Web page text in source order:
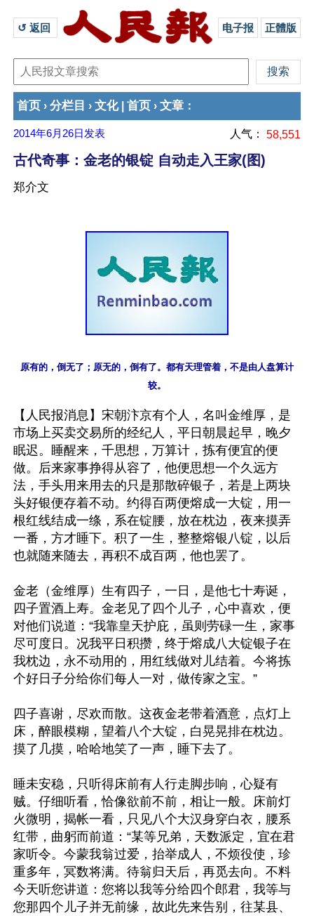
↺ 返回 电子报 正體版
首页 › 分栏目 › 文化| 首页 › 文章 ：
2014年6月26日 发表 人气： 58,551
古代奇事：金老的银锭 自动走入王家(图)
郑介文
原有的，倒无了；原无的，倒有了。都有天理管着，不是由人盘算计
【人民报消息】宋朝汴京有个人，名叫金维厚，是
市场上买卖交易所的经纪人，平日朝晨起早，晚夕
眠迟。睡醒来，千思想，万算计，拣有便宜的便
做。后来家事挣得从容了，他便思想一个久远方
法，手头用来用去的只是那散碎银子，若是上两块
头好银便存着不动。约得百两便熔成一大锭，用一
根红线结成一绦，系在锭腰，放在枕边，夜来摸弄
一番，方才睡下。积了一生，整整熔银八锭，以后
也就随来随去，再积不成百两，他也罢了。
金老（金维厚）生有四子，一日，是他七十寿诞，
四子置酒上寿。金老见了四个儿子，心中喜欢，便
对他们说道：“我靠皇天护庇，虽则劳碌一生，家事
尽可度日。况我平日积攒，终于熔成八大锭银子在
我枕边，永不动用的，用红线做对儿结着。今将拣
个好日子分给你们每人一对，做传家之宝。”
四子喜谢，尽欢而散。这夜金老带着酒意，点灯上
床，醉眼模糊，望着八个大锭，白晃晃排在枕边。
摸了几摸，哈哈地笑了一声，睡下去了。
睡未安稳，只听得床前有人行走脚步响，心疑有
贼。仔细听看，恰像欲前不前，相让一般。床前灯
火微明，揭帐一看，只见八个大汉身穿白衣，腰系
红带，曲躬而前道：“某等兄弟，天数派定，宜在君
家听令。今蒙我翁过爱，抬举成人，不烦役使，珍
重多年，冥数将满。待翁归天后，再觅去向。不料
今天听您讲道：您将以我等分给四个郎君，我等与
您那四个儿子并无前缘，故此先来告别，往某县、